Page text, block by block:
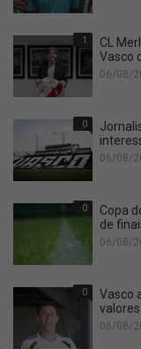
1
CL
Vasco
06/08/
0
06/08/
0
Copa
de
06/08/
0
Vasco
valores
06/08/